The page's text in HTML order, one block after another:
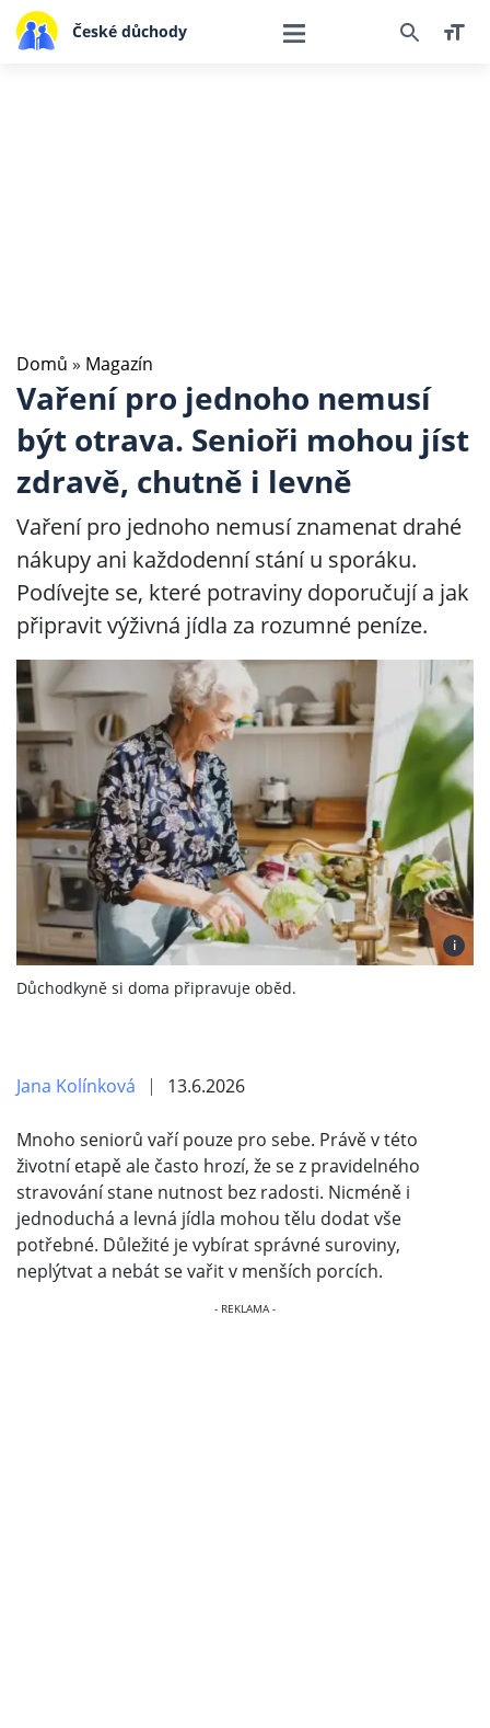
České důchody
Domů » Magazín
Vaření pro jednoho nemusí
být otrava. Senioři mohou jíst
zdravě, chutně i levně
Vaření pro jednoho nemusí znamenat drahé
nákupy ani každodenní stání u sporáku.
Podívejte se, které potraviny doporučují a jak
připravit výživná jídla za rozumné peníze.
i
Důchodkyně si doma připravuje oběd.
Jana Kolínková 13.6.2026
Mnoho seniorů vaří pouze pro sebe. Právě v této
životní etapě ale často hrozí, že se z pravidelného
stravování stane nutnost bez radosti. Nicméně i
jednoduchá a levná jídla mohou tělu dodat vše
potřebné. Důležité je vybírat správné suroviny,
neplýtvat a nebát se vařit v menších porcích.